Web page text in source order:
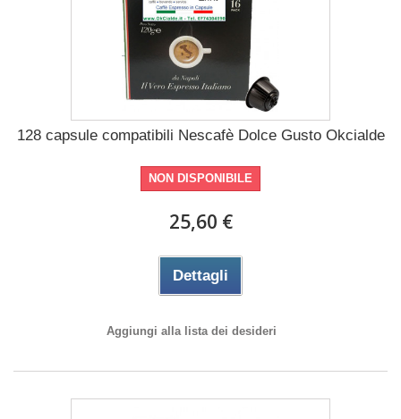
128 capsule compatibili Nescafè Dolce Gusto Okcialde
NON DISPONIBILE
25,60 €
Dettagli
Aggiungi alla lista dei desideri